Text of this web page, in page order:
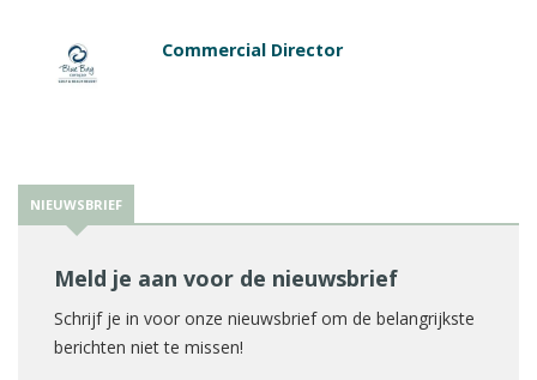
Commercial Director
NIEUWSBRIEF
Meld je aan voor de nieuwsbrief
Schrijf je in voor onze nieuwsbrief om de belangrijkste
berichten niet te missen!